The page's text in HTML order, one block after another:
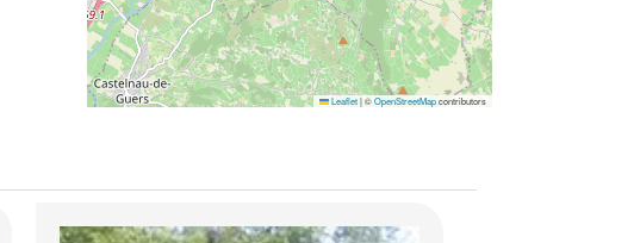
Leaflet |©OpenStreetMapcontributors